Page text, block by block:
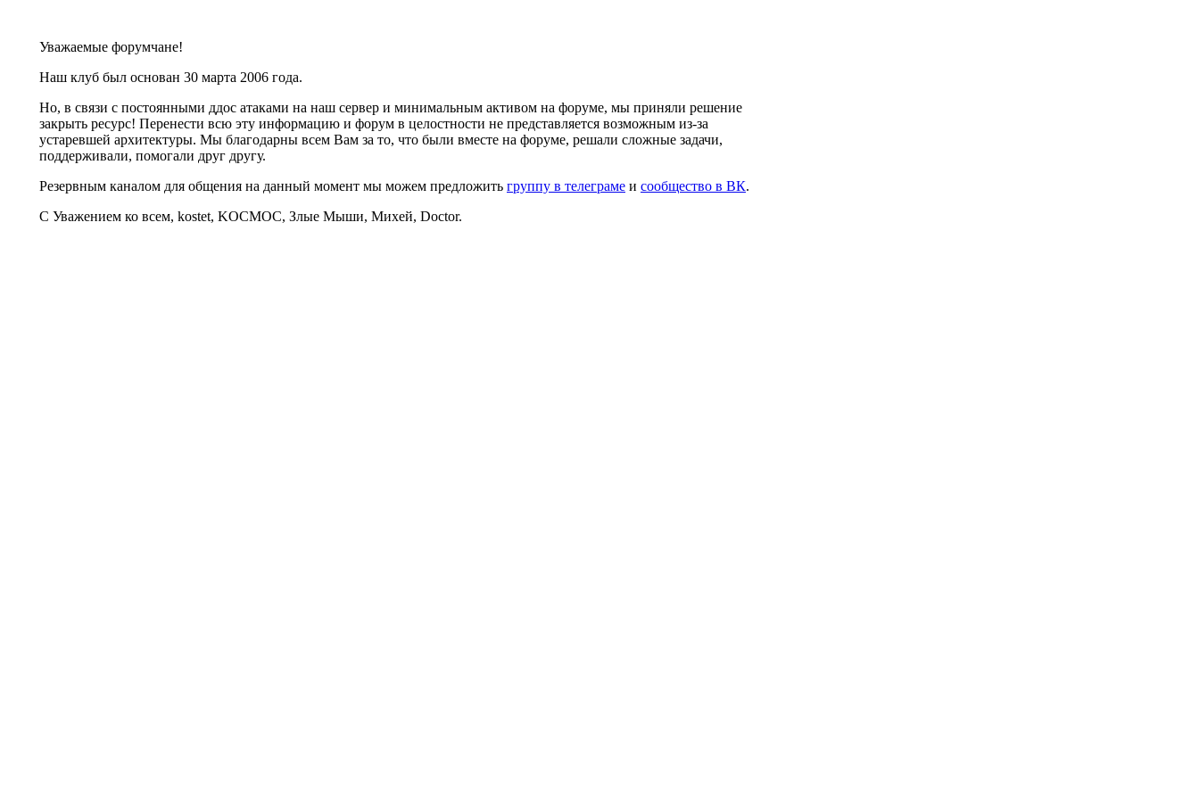
Уважаемые форумчане!
Наш клуб был основан 30 марта 2006 года.
Но, в связи с постоянными ддос атаками на наш сервер и минимальным активом на форуме, мы приняли решение
закрыть ресурс! Перенести всю эту информацию и форум в целостности не представляется возможным из-за
устаревшей архитектуры. Мы благодарны всем Вам за то, что были вместе на форуме, решали сложные задачи,
поддерживали, помогали друг другу.
Резервным каналом для общения на данный момент мы можем предложить группу в телеграме и сообщество в ВК.
С Уважением ко всем, kostet, KOCMOC, Злые Мыши, Михей, Doctor.